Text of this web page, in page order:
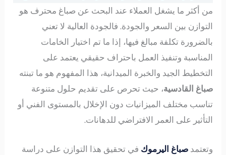
من أكثر ما يشغل العملاء عند البحث عن صباغ محترف هو
التوازن بين السعر والجودة. فالجودة العالية لا تعني
بالضرورة تكلفة مبالغ فيها، إذا ما تم اختيار الخامات
المناسبة وتنفيذ العمل باحتراف حقيقي يعتمد على
التخطيط الجيد والخبرة الميدانية، هذا المفهوم هو ما تبنته
صباغ القادسية، حيث تحرص على تقديم حلول متنوعة
تناسب مختلف الميزانيات دون الإخلال بالمستوى الفني أو
التأثير على العمر الافتراضي للدهانات.
وتعتمدصباغ اليرموك في تحقيق هذا التوازن على دراسة